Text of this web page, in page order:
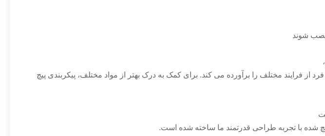
شده با تجربه طراحی قدرتمند ما ساخته شده است.